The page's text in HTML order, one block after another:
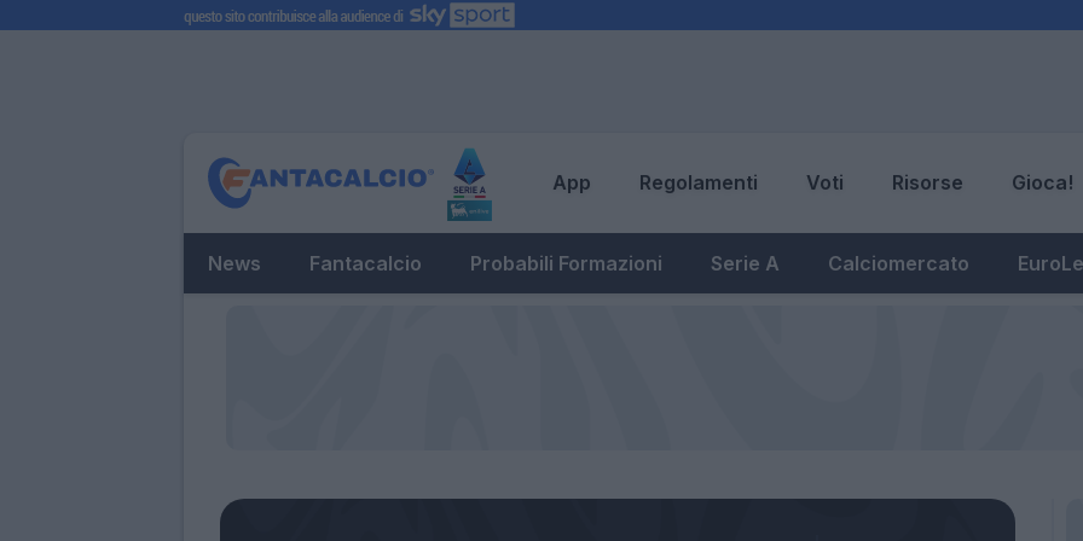
App Regolamenti Voti Risorse Gioca!
News Fantacalcio Probabili Formazioni Serie A Calciomercato